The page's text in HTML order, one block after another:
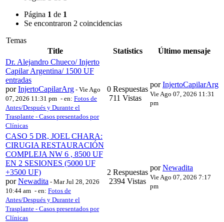
Página 1 de 1
Se encontraron 2 coincidencias
Temas
Title
Statistics
Último mensaje
Dr. Alejandro Chueco/ Injerto
Capilar Argentina/ 1500 UF
entradas
porInjertoCapilarArg - Vie Ago
07, 2026 11:31 pm - en: Fotos de
Antes/Después y Durante el
Trasplante - Casos presentados por
Clínicas
0 Respuestas
711 Vistas
porInjertoCapilarArg
Vie Ago 07, 2026 11:31
pm
CASO 5 DR, JOEL CHARA:
CIRUGIA RESTAURACIÓN
COMPLEJA NW 6 , 8500 UF
EN 2 SESIONES (5000 UF
+3500 UF)
porNewadita - Mar Jul 28, 2026
10:44 am - en: Fotos de
Antes/Después y Durante el
Trasplante - Casos presentados por
Clínicas
2 Respuestas
2394 Vistas
porNewadita
Vie Ago 07, 2026 7:17
pm